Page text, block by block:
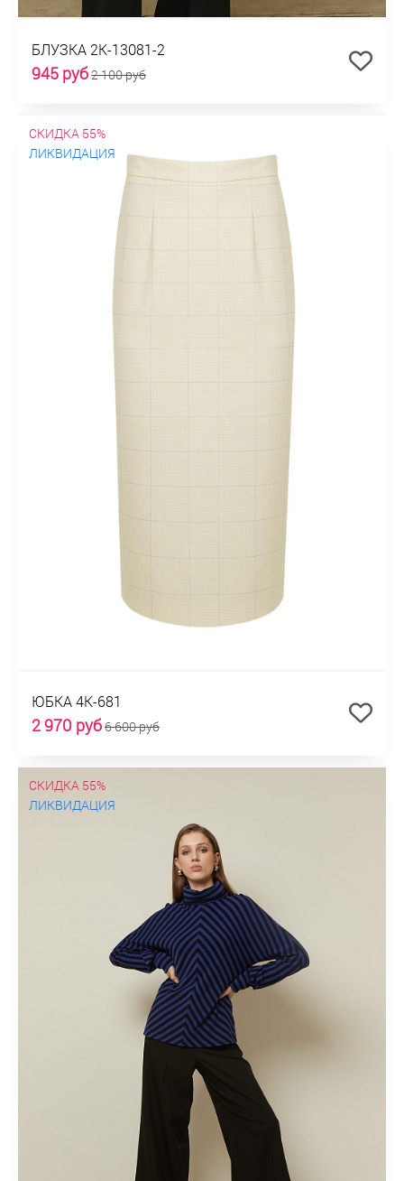
БЛУЗКА 2К-13081-2
945 руб2 100 руб
СКИДКА 55%
ЛИКВИДАЦИЯ
ЮБКА 4К-681
2 970 руб6 600 руб
СКИДКА 55%
ЛИКВИДАЦИЯ